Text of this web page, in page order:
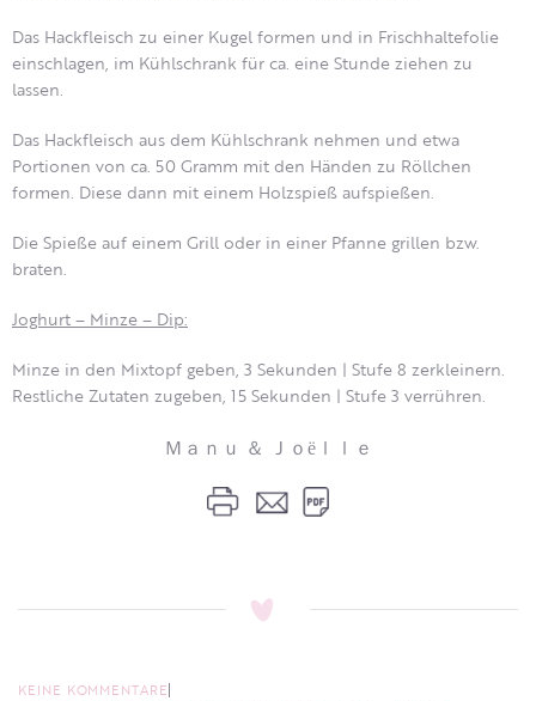
Das Hackfleisch zu einer Kugel formen und in Frischhaltefolie
einschlagen, im Kühlschrank für ca. eine Stunde ziehen zu
lassen.
Das Hackfleisch aus dem Kühlschrank nehmen und etwa
Portionen von ca. 50 Gramm mit den Händen zu Röllchen
formen. Diese dann mit einem Holzspieß aufspießen.
Die Spieße auf einem Grill oder in einer Pfanne grillen bzw.
braten.
Joghurt – Minze – Dip:
Minze in den Mixtopf geben, 3 Sekunden | Stufe 8 zerkleinern.
Restliche Zutaten zugeben, 15 Sekunden | Stufe 3 verrühren.
Ｍａｎｕ ＆ Ｊｏëｌｌｅ
KEINE KOMMENTARE